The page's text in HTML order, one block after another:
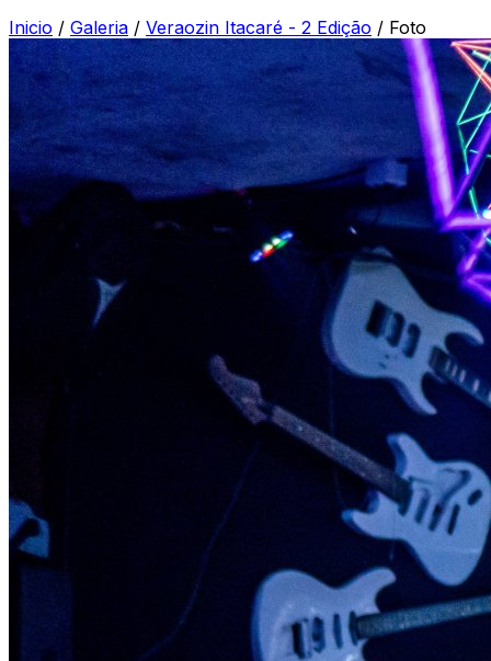
Inicio / Galeria / Veraozin Itacaré - 2 Edição / Foto